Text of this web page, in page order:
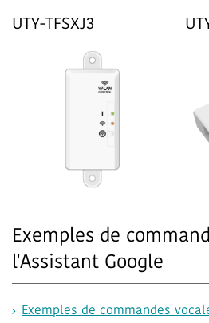
UTY-TFSXJ3
Exemples de
l'Assistant Google
Exemples de commandes